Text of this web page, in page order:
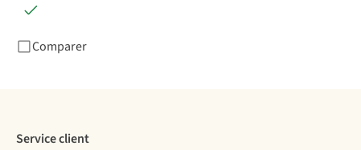
Comparer
Service client